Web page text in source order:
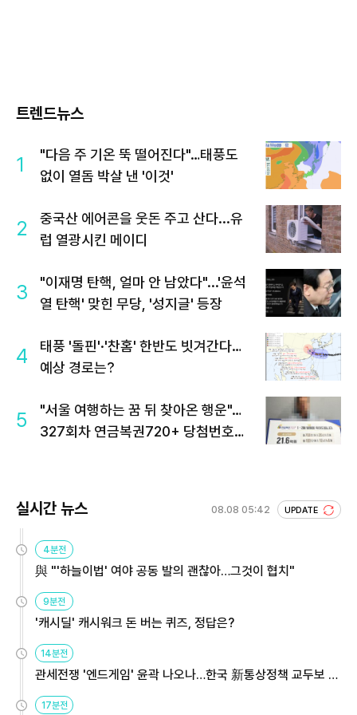
트렌드뉴스
1
"다음 주 기온 뚝 떨어진다"…태풍도
없이 열돔 박살 낸 '이것'
2
중국산 에어콘을 웃돈 주고 산다...유
럽 열광시킨 메이디
3
"이재명 탄핵, 얼마 안 남았다"...'윤석
열 탄핵' 맞힌 무당, '성지글' 등장
4
태풍 '돌핀'·'찬홈' 한반도 빗겨간다…
예상 경로는?
5
"서울 여행하는 꿈 뒤 찾아온 행운"…
327회차 연금복권720+ 당첨번호조
실시간 뉴스 08.08 05:42 UPDATE
4분전
與 "'하늘이법' 여야 공동 발의 괜찮아…그것이 협치"
9분전
'캐시딜' 캐시워크 돈 버는 퀴즈, 정답은?
14분전
관세전쟁 '엔드게임' 윤곽 나오나…한국 新통상정책 교두보 활
17분전